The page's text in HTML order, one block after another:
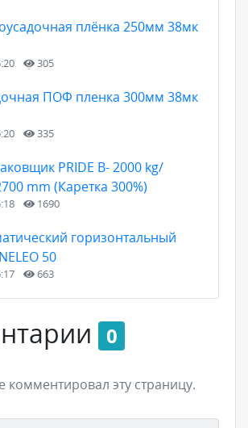
плёнка 250мм 38мк
305
ПОФ пленка 300мм 38мк
335
PRIDE В- 2000 kg/
mm (Каретка 300%)
1690
горизонтальный
50
663
0
комментировал эту страницу.